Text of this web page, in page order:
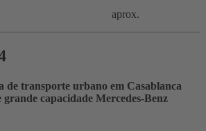
aprox.
de transporte urbano em Casablanca
capacidade Mercedes-Benz